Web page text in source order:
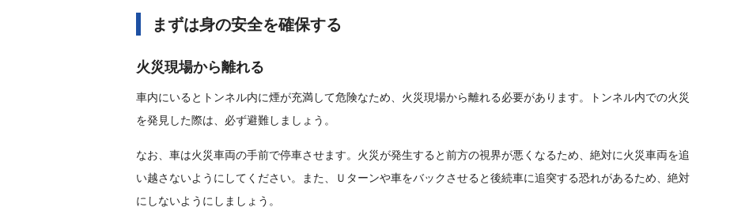
まずは身の安全を確保する
火災現場から離れる
車内にいるとトンネル内に煙が充満して危険なため、火災現場から離れる必要があります。トンネル内での火災
を発見した際は、必ず避難しましょう。
なお、車は火災車両の手前で停車させます。火災が発生すると前方の視界が悪くなるため、絶対に火災車両を追
い越さないようにしてください。また、Ｕターンや車をバックさせると後続車に追突する恐れがあるため、絶対
にしないようにしましょう。